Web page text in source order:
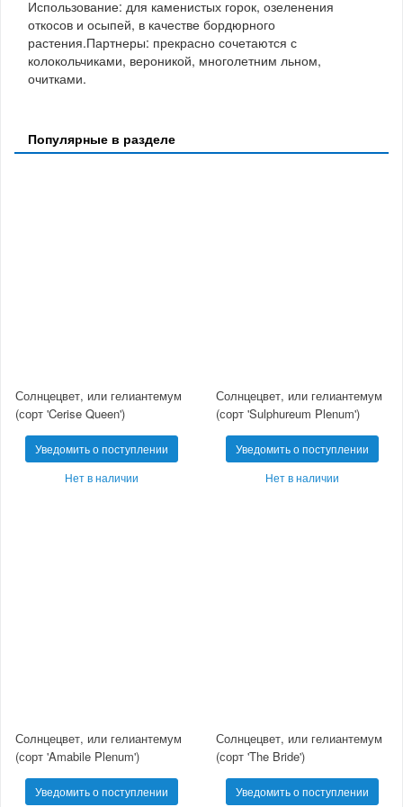
Использование: для каменистых горок, озеленения
откосов и осыпей, в качестве бордюрного
растения.Партнеры: прекрасно сочетаются с
колокольчиками, вероникой, многолетним льном,
очитками.
Популярные в разделе
Солнцецвет, или гелиантемум
(сорт 'Cerise Queen')
Уведомить о поступлении
Нет в наличии
Солнцецвет, или гелиантемум
(сорт 'Sulphureum Plenum')
Уведомить о поступлении
Нет в наличии
Солнцецвет, или гелиантемум
(сорт 'Amabile Plenum')
Уведомить о поступлении
Солнцецвет, или гелиантемум
(сорт 'The Bride')
Уведомить о поступлении